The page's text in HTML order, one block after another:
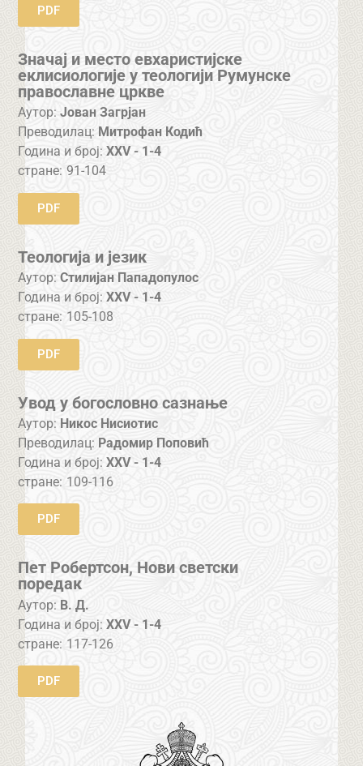
PDF
Значај и место евхаристијске
еклисиологије у теологији Румунске
православне цркве
Аутор: Јован Загрјан
Преводилац: Митрофан Кодић
Година и број:XXV - 1-4
стране: 91-104
PDF
Теологија и језик
Аутор: Стилијан Пападопулос
Година и број:XXV - 1-4
стране: 105-108
PDF
Увод у богословно сазнање
Аутор: Никос Нисиотис
Преводилац: Радомир Поповић
Година и број:XXV - 1-4
стране: 109-116
PDF
Пет Робертсон, Нови светски
поредак
Аутор: В. Д.
Година и број:XXV - 1-4
стране: 117-126
PDF